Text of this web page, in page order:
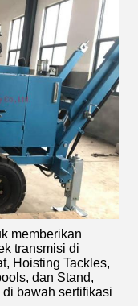
memberikan
transmisi di
Hoisting Tackles,
dan Stand,
bawah sertifikasi